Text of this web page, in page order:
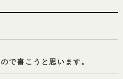
で書こうと思います。